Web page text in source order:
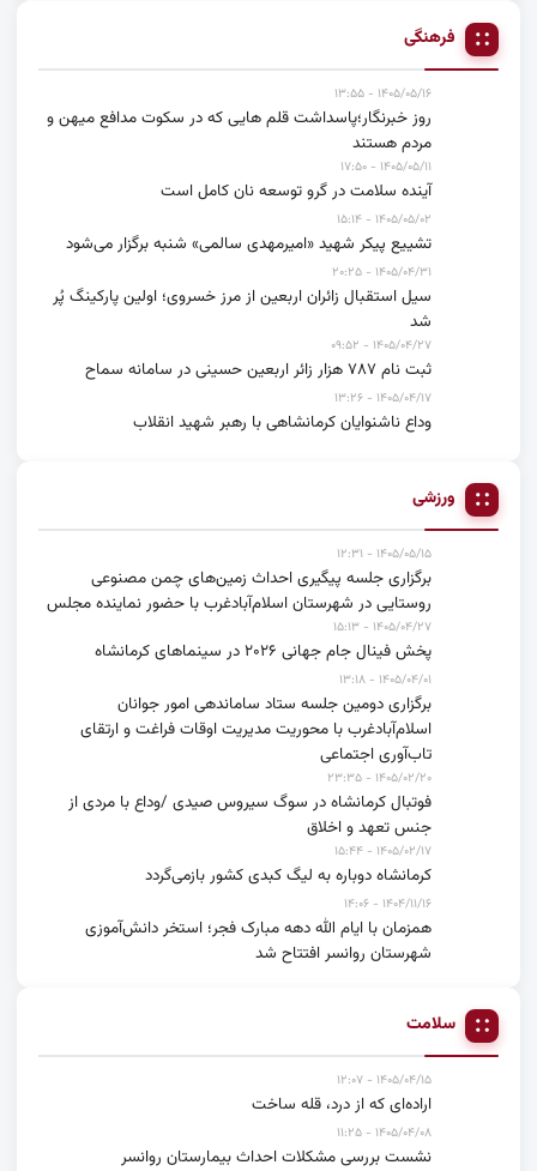
فرهنگی
۱۴۰۵/۰۵/۱۶ - ۱۳:۵۵
روز خبرنگار؛پاسداشت قلم هایی که در سکوت مدافع میهن و
مردم هستند
۱۴۰۵/۰۵/۱۱ - ۱۷:۵۰
آینده سلامت در گرو توسعه نان کامل است
۱۴۰۵/۰۵/۰۲ - ۱۵:۱۴
تشییع پیکر شهید «امیرمهدی سالمی» شنبه برگزار می‌شود
۱۴۰۵/۰۴/۳۱ - ۲۰:۲۵
سیل استقبال زائران اربعین از مرز خسروی؛ اولین پارکینگ پُر
شد
۱۴۰۵/۰۴/۲۷ - ۰۹:۵۲
ثبت نام ۷۸۷ هزار زائر اربعین حسینی در سامانه سماح
۱۴۰۵/۰۴/۱۷ - ۱۳:۲۶
وداع ناشنوایان کرمانشاهی با رهبر شهید انقلاب
ورزشی
۱۴۰۵/۰۵/۱۵ - ۱۲:۳۱
برگزاری جلسه پیگیری احداث زمین‌های چمن مصنوعی
روستایی در شهرستان اسلام‌آبادغرب با حضور نماینده مجلس
۱۴۰۵/۰۴/۲۷ - ۱۵:۱۳
پخش فینال جام جهانی ۲۰۲۶ در سینماهای کرمانشاه
۱۴۰۵/۰۴/۰۱ - ۱۳:۱۸
برگزاری دومین جلسه ستاد ساماندهی امور جوانان
اسلام‌آبادغرب با محوریت مدیریت اوقات فراغت و ارتقای
تاب‌آوری اجتماعی
۱۴۰۵/۰۲/۲۰ - ۲۳:۳۵
فوتبال کرمانشاه در سوگ سیروس صیدی /وداع با مردی از
جنس تعهد و اخلاق
۱۴۰۵/۰۲/۱۷ - ۱۵:۴۴
کرمانشاه دوباره به لیگ کبدی کشور بازمی‌گردد
۱۴۰۴/۱۱/۱۶ - ۱۴:۰۶
همزمان با ایام الله دهه مبارک فجر؛ استخر دانش‌آموزی
شهرستان روانسر افتتاح شد
سلامت
۱۴۰۵/۰۴/۱۵ - ۱۲:۰۷
اراده‌ای که از درد، قله ساخت
۱۴۰۵/۰۴/۰۸ - ۱۱:۲۵
نشست بررسی مشکلات احداث بیمارستان روانسر